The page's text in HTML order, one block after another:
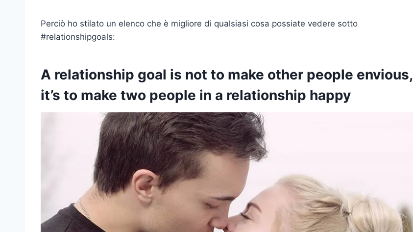
Perciò ho stilato un elenco che è migliore di qualsiasi cosa possiate vedere sotto
#relationshipgoals:
A relationship goal is not to make other people envious,
it’s to make two people in a relationship happy